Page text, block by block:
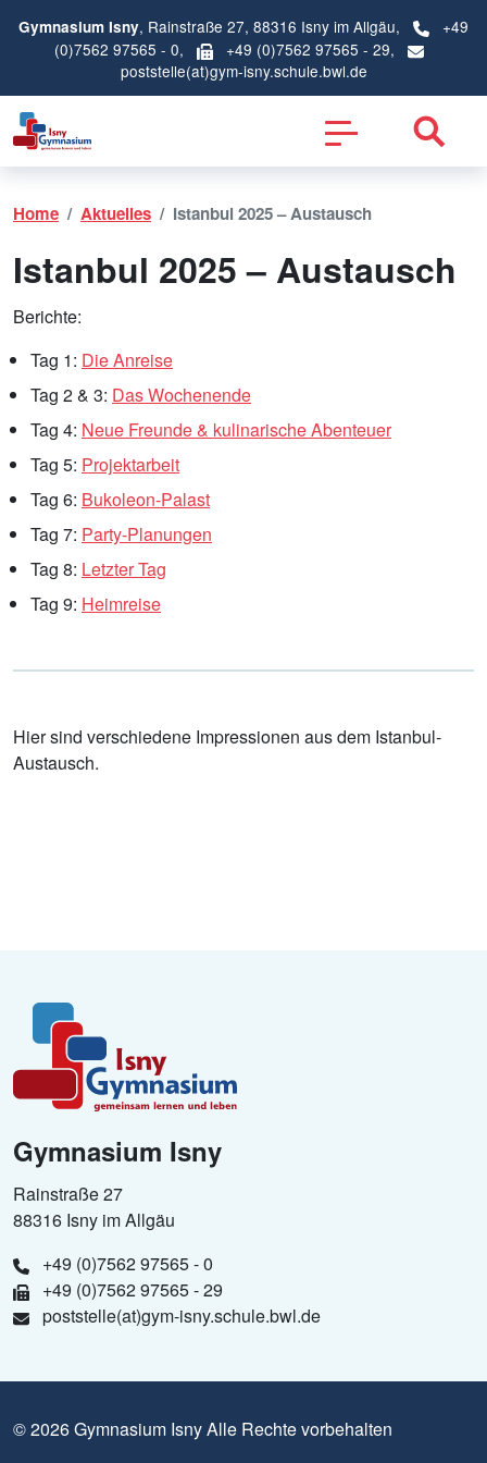
Gymnasium Isny, Rainstraße 27, 88316 Isny im Allgäu,
+49
(0)7562 97565 - 0,
+49 (0)7562 97565 - 29,
poststelle(at)gym-isny.schule.bwl.de
Home Aktuelles Istanbul 2025 – Austausch
Istanbul 2025 – Austausch
Berichte:
Tag 1: Die Anreise
Tag 2 & 3: Das Wochenende
Tag 4: Neue Freunde & kulinarische Abenteuer
Tag 5: Projektarbeit
Tag 6: Bukoleon-Palast
Tag 7: Party-Planungen
Tag 8: Letzter Tag
Tag 9: Heimreise
Hier sind verschiedene Impressionen aus dem Istanbul-
Austausch.
Gymnasium Isny
Rainstraße 27
88316 Isny im Allgäu
+49 (0)7562 97565 - 0
+49 (0)7562 97565 - 29
poststelle(at)gym-isny.schule.bwl.de
© 2026 Gymnasium Isny Alle Rechte vorbehalten